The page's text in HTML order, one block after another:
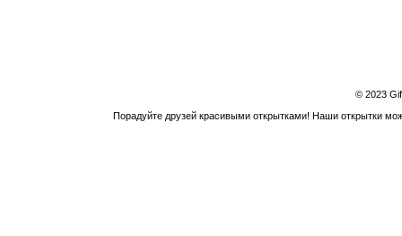
© 2023
Порадуйте друзей красивыми открытками! Наши открытки